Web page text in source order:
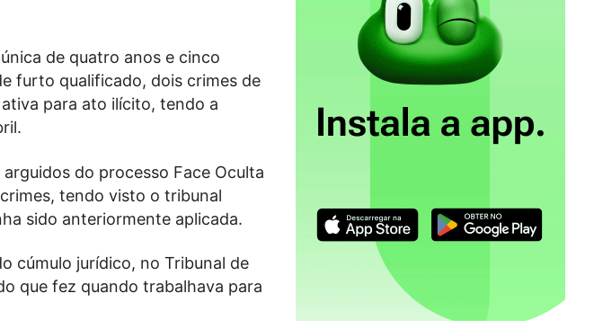
de quatro anos e cinco
furto qualificado, dois crimes de
para ato ilícito, tendo a
do processo Face Oculta
tendo visto o tribunal
sido anteriormente aplicada.
cúmulo jurídico, no Tribunal de
que fez quando trabalhava para